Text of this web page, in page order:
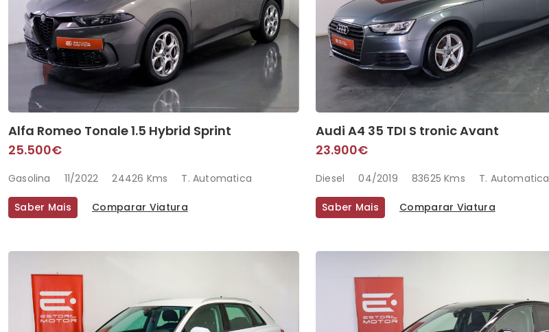
Alfa Romeo Tonale 1.5 Hybrid Sprint
25.500€
Gasolina 11/2022 24426 Kms T. Automatica
Saber Mais Comparar Viatura
Audi A4 35 TDI S tronic Avant
23.900€
Diesel 04/2019 83625 Kms T. Automatica
Saber Mais Comparar Viatura